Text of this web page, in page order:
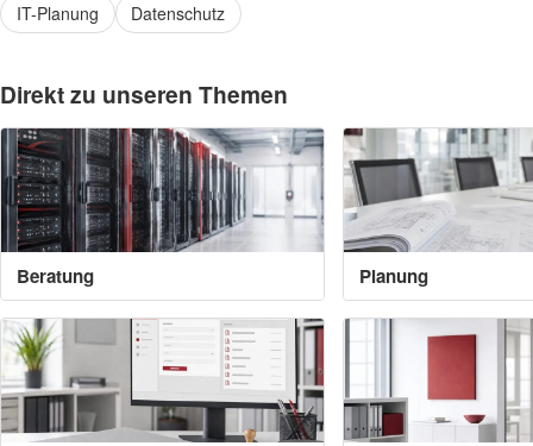
IT-Planung
Datenschutz
Direkt zu unseren Themen
Beratung Planung